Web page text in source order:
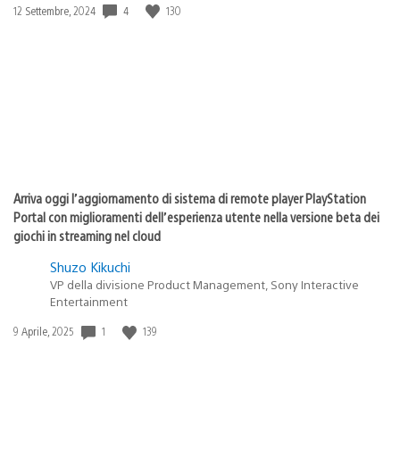
Data
12 Settembre, 2024 4 130
Arriva oggi l’aggiornamento di sistema di remote player PlayStation
Portal con miglioramenti dell’esperienza utente nella versione beta dei
giochi in streaming nel cloud
Shuzo Kikuchi
VP della divisione Product Management, Sony Interactive
Entertainment
Data
9 Aprile, 2025 1 139